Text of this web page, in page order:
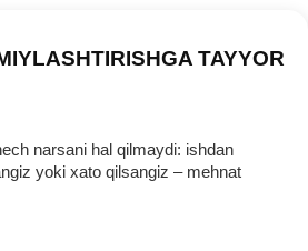
TAYYOR
narsani hal qilmaydi: ishdan
yoki хato qilsangiz – mehnat